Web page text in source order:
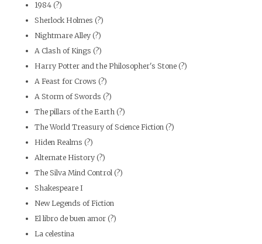
1984 (?)
Sherlock Holmes (?)
Nightmare Alley (?)
A Clash of Kings (?)
Harry Potter and the Philosopher's Stone (?)
A Feast for Crows (?)
A Storm of Swords (?)
The pillars of the Earth (?)
The World Treasury of Science Fiction (?)
Hiden Realms (?)
Alternate History (?)
The Silva Mind Control (?)
Shakespeare I
New Legends of Fiction
El libro de buen amor (?)
La celestina